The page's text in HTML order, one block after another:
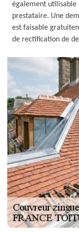
également utilisable
prestataire. Une
est faisable
de rectification de